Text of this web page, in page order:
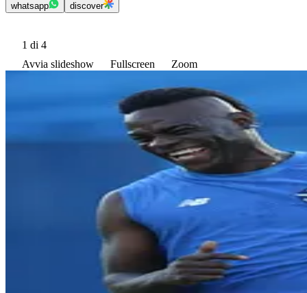
whatsapp discover
1 di 4
Avvia slideshow
Fullscreen Zoom